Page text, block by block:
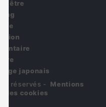
être
japonais
réservés -
Mentions
des cookies